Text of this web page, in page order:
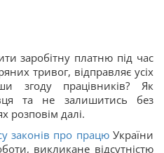
заробітну платню під час
тривог, відправляє усіх
згоду працівників? Як
та не залишитись без
розповім далі.
законів про працюУкраїни
викликане відсутністю